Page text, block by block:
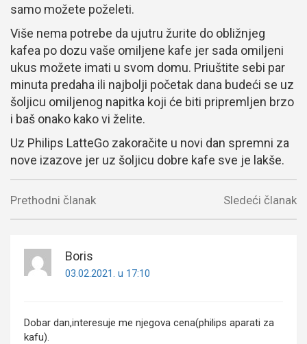
samo možete poželeti.
Više nema potrebe da ujutru žurite do obližnjeg
kafea po dozu vaše omiljene kafe jer sada omiljeni
ukus možete imati u svom domu. Priuštite sebi par
minuta predaha ili najbolji početak dana budeći se uz
šoljicu omiljenog napitka koji će biti pripremljen brzo
i baš onako kako vi želite.
Uz Philips LatteGo zakoračite u novi dan spremni za
nove izazove jer uz šoljicu dobre kafe sve je lakše.
Sledeći članak
Prethodni članak
Boris
03.02.2021. u 17:10
Dobar dan,interesuje me njegova cena(philips aparati za
kafu).